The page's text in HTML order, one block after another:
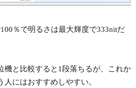
％で明るさは最大輝度で333nitだ
機と比較すると1段落ちるが、これか
にはおすすめしやすい。